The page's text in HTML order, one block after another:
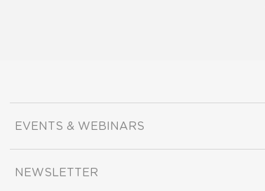
EVENTS & WEBINARS
NEWSLETTER